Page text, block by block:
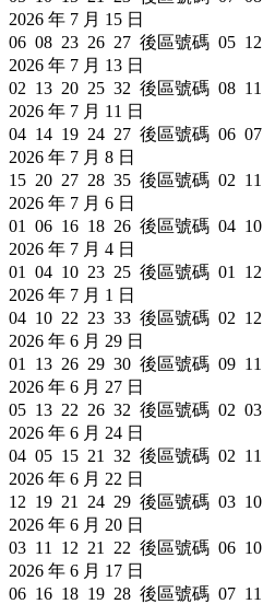
2026 年 7 月 15 日
06 08 23 26 27 後區號碼 05 12
2026 年 7 月 13 日
02 13 20 25 32 後區號碼 08 11
2026 年 7 月 11 日
04 14 19 24 27 後區號碼 06 07
2026 年 7 月 8 日
15 20 27 28 35 後區號碼 02 11
2026 年 7 月 6 日
01 06 16 18 26 後區號碼 04 10
2026 年 7 月 4 日
01 04 10 23 25 後區號碼 01 12
2026 年 7 月 1 日
04 10 22 23 33 後區號碼 02 12
2026 年 6 月 29 日
01 13 26 29 30 後區號碼 09 11
2026 年 6 月 27 日
05 13 22 26 32 後區號碼 02 03
2026 年 6 月 24 日
04 05 15 21 32 後區號碼 02 11
2026 年 6 月 22 日
12 19 21 24 29 後區號碼 03 10
2026 年 6 月 20 日
03 11 12 21 22 後區號碼 06 10
2026 年 6 月 17 日
06 16 18 19 28 後區號碼 07 11